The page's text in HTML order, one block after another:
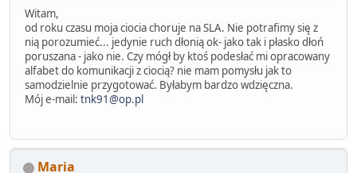
Witam,
od roku czasu moja ciocia choruje na SLA. Nie potrafimy się z
nią porozumieć... jedynie ruch dłonią ok- jako tak i płasko dłoń
poruszana - jako nie. Czy mógł by ktoś podesłać mi opracowany
alfabet do komunikacji z ciocią? nie mam pomysłu jak to
samodzielnie przygotować. Byłabym bardzo wdzięczna.
Mój e-mail: tnk91@op.pl
Maria